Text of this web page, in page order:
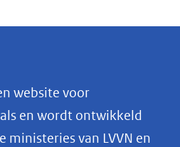
website voor
en wordt ontwikkeld
ministeries van LVVN en